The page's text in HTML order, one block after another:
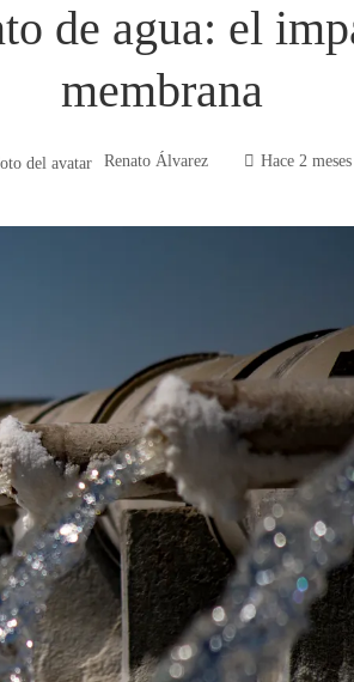
de agua: el
membrana
Renato Álvarez Hace 2 meses